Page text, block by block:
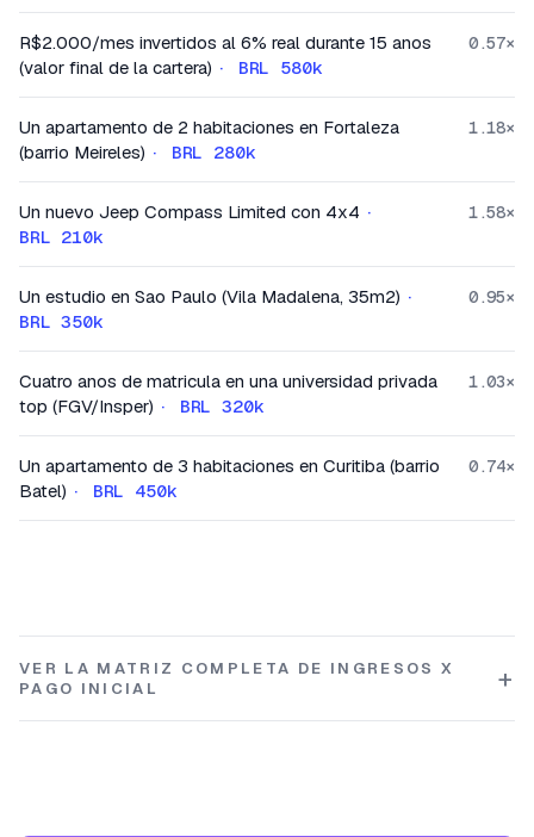
R$2.000/mes invertidos al 6% real durante 15 anos
(valor final de la cartera) · BRL 580k
0.57×
Un apartamento de 2 habitaciones en Fortaleza
(barrio Meireles) · BRL 280k
1.18×
Un nuevo Jeep Compass Limited con 4x4 ·
BRL 210k
1.58×
Un estudio en Sao Paulo (Vila Madalena, 35m2) ·
BRL 350k
0.95×
Cuatro anos de matricula en una universidad privada
top (FGV/Insper) · BRL 320k
1.03×
Un apartamento de 3 habitaciones en Curitiba (barrio
Batel) · BRL 450k
0.74×
VER LA MATRIZ COMPLETA DE INGRESOS X
PAGO INICIAL